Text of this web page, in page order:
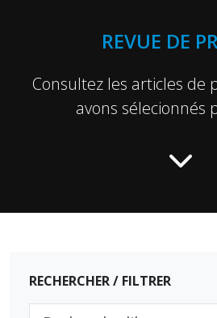
REVUE DE
Consultez les articles de
avons sélecionnés
RECHERCHER / FILTRER